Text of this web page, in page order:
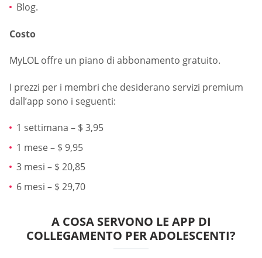
Blog.
Costo
MyLOL offre un piano di abbonamento gratuito.
I prezzi per i membri che desiderano servizi premium
dall’app sono i seguenti:
1 settimana – $ 3,95
1 mese – $ 9,95
3 mesi – $ 20,85
6 mesi – $ 29,70
A COSA SERVONO LE APP DI
COLLEGAMENTO PER ADOLESCENTI?